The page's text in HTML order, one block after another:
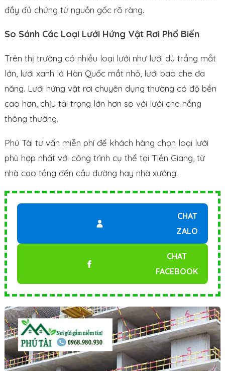
đầy đủ chứng từ nguồn gốc rõ ràng.
So Sánh Các Loại Lưới Hứng Vật Rơi Phổ Biến
Trên thị trường có nhiều loại lưới như lưới dù trắng mắt
lớn, lưới xanh lá Hàn Quốc mắt nhỏ, lưới bao che đa
năng. Lưới hứng vật rơi chuyên dụng thường có độ bền
cao hơn, chịu tải trọng lớn hơn so với lưới che nắng
thông thường.
Phú Tài tư vấn miễn phí để khách hàng chọn loại lưới
phù hợp nhất với công trình cụ thể tại Tiền Giang, từ
nhà cao tầng đến cầu đường hay nhà xưởng.
CHAT
ZALO
CHAT
FACEBOOK